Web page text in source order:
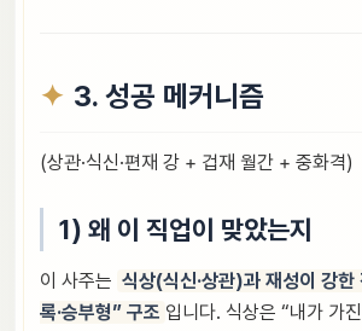
3. 성공 메커니즘
(상관·식신·편재 강 + 겁재 월간 + 중화격)
1) 왜 이 직업이 맞았는지
이 사주는 식상(식신·상관)과 재성이 강한
록·승부형” 구조 입니다. 식상은 “내가 가